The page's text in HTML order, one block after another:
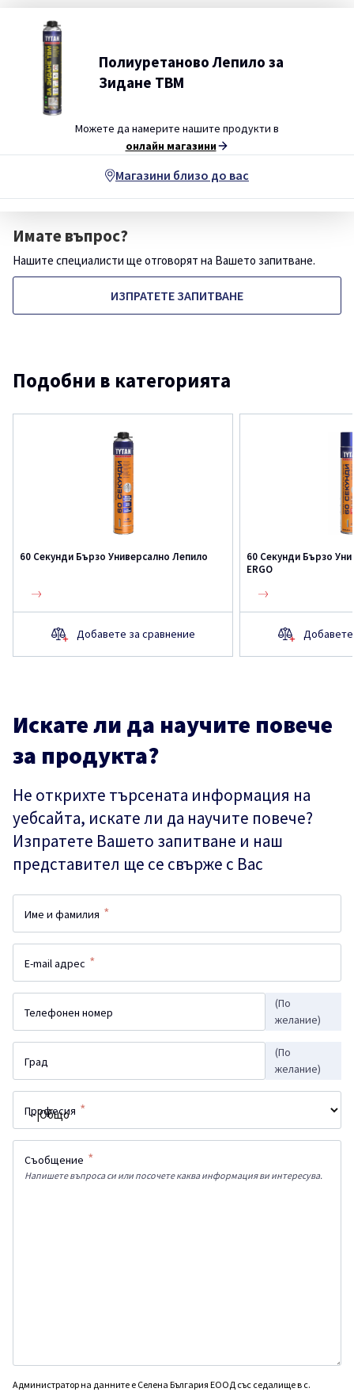
Полиуретаново Лепило за
Зидане ТВМ
Можете да намерите нашите продукти в
онлайн магазини
Магазини близо до вас
Имате въпрос?
Нашите специалисти ще отговорят на Вашето запитване.
ИЗПРАТЕТЕ ЗАПИТВАНЕ
Подобни в категорията
60 Секунди Бързо Универсално Лепило
Добавете за сравнение
60 Секунди Бързо
ERGO
Добавете
Искате ли да научите повече
за продукта?
Не открихте търсената информация на
уебсайта, искате ли да научите повече?
Изпратете Вашето запитване и наш
представител ще се свърже с Вас
Име и фамилия *
E-mail адрес *
Телефонен номер
(По
желание)
Град
(По
желание)
Професия *
Съобщение *
Напишете въпроса си или посочете каква информация ви интересува.
Администратор на данните е Селена България ЕООД със седалище в с.